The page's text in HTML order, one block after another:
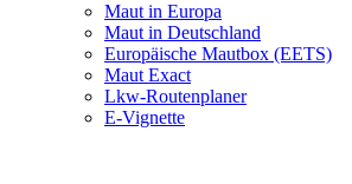
Maut in Europa
Maut in Deutschland
Europäische Mautbox (EETS)
Maut Exact
Lkw-Routenplaner
E-Vignette